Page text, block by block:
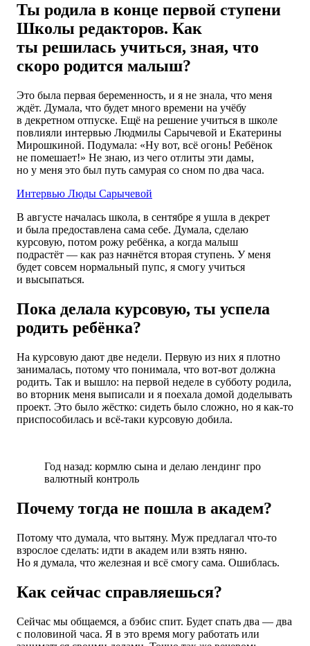
Ты родила в конце первой ступени
Школы редакторов. Как
ты решилась учиться, зная, что
скоро родится малыш?
Это была первая беременность, и я не знала, что меня
ждёт. Думала, что будет много времени на учёбу
в декретном отпуске. Ещё на решение учиться в школе
повлияли интервью Людмилы Сарычевой и Екатерины
Мирошкиной. Подумала: «Ну вот, всё огонь! Ребёнок
не помешает!» Не знаю, из чего отлиты эти дамы,
но у меня это был путь самурая со сном по два часа.
Интервью Люды Сарычевой
В августе началась школа, в сентябре я ушла в декрет
и была предоставлена сама себе. Думала, сделаю
курсовую, потом рожу ребёнка, а когда малыш
подрастёт — как раз начнётся вторая ступень. У меня
будет совсем нормальный пупс, я смогу учиться
и высыпаться.
Пока делала курсовую, ты успела
родить ребёнка?
На курсовую дают две недели. Первую из них я плотно
занималась, потому что понимала, что вот-вот должна
родить. Так и вышло: на первой неделе в субботу родила,
во вторник меня выписали и я поехала домой доделывать
проект. Это было жёстко: сидеть было сложно, но я как-то
приспособилась и всё-таки курсовую добила.
Год назад: кормлю сына и делаю лендинг про
валютный контроль
Почему тогда не пошла в академ?
Потому что думала, что вытяну. Муж предлагал что-то
взрослое сделать: идти в академ или взять няню.
Но я думала, что железная и всё смогу сама. Ошиблась.
Как сейчас справляешься?
Сейчас мы общаемся, а бэбис спит. Будет спать два — два
с половиной часа. Я в это время могу работать или